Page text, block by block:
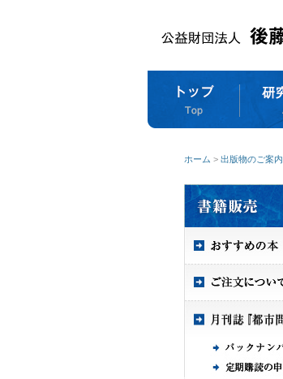
ホーム > 出版物のご案内